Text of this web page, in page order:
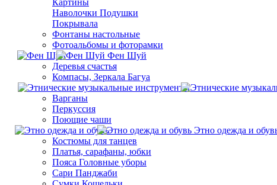
Картины
Наволочки Подушки
Покрывала
Фонтаны настольные
Фотоальбомы и фоторамки
Фен Шуй
Деревья счастья
Компасы, Зеркала Багуа
Варганы
Перкуссия
Поющие чаши
Этно одежда и
Костюмы для танцев
Платья, сарафаны, юбки
Пояса Головные уборы
Сари Панджаби